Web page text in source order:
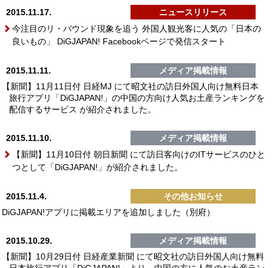
2015.11.17.
ニュースリリース
今注目のリ・バウンド現象を追う 外国人観光客に人気の「日本の
良いもの」 DiGJAPAN! Facebookページで発信スタート
2015.11.11.
メディア掲載情報
【新聞】11月11日付 日経MJ にて昭文社の訪日外国人向け無料日本
旅行アプリ「DiGJAPAN!」の中国の方向け人気お土産ランキングを
配信するサービス が紹介されました。
2015.11.10.
メディア掲載情報
【新聞】11月10日付 朝日新聞 にて訪日客向けのITサービスのひと
つとして「DiGJAPAN!」が紹介されました。
2015.11.4.
その他お知らせ
DiGJAPAN!アプリに掲載エリアを追加しました（別府）
2015.10.29.
メディア掲載情報
【新聞】10月29日付 日経産業新聞 にて昭文社の訪日外国人向け無料